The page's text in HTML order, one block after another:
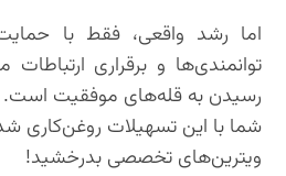
اما رشد واقعی، فقط با
توانمندی‌ها و برقراری
رسیدن به قله‌های موفقیت است.
شما با این تسهیلات روغن‌کاری
ویترین‌های تخصصی بدرخشید!